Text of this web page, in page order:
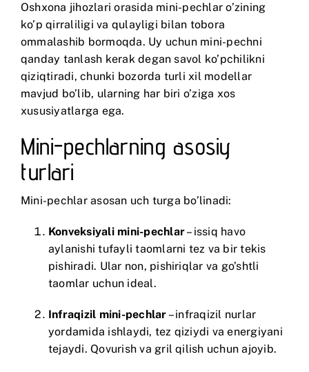
Oshxona jihozlari orasida mini-pechlar o’zining
ko’p qirraliligi va qulayligi bilan tobora
ommalashib bormoqda. Uy uchun mini-pechni
qanday tanlash kerak degan savol ko’pchilikni
qiziqtiradi, chunki bozorda turli xil modellar
mavjud bo’lib, ularning har biri o’ziga xos
xususiyatlarga ega.
Mini-pechlarning asosiy
turlari
Mini-pechlar asosan uch turga bo’linadi:
Konveksiyali mini-pechlar– issiq havo
aylanishi tufayli taomlarni tez va bir tekis
pishiradi. Ular non, pishiriqlar va go’shtli
taomlar uchun ideal.
Infraqizil mini-pechlar – infraqizil nurlar
yordamida ishlaydi, tez qiziydi va energiyani
tejaydi. Qovurish va gril qilish uchun ajoyib.